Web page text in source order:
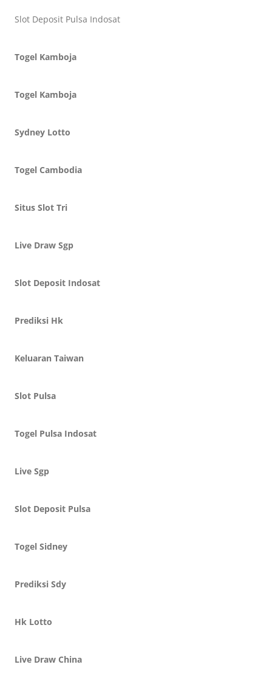
Slot Deposit Pulsa Indosat
Togel Kamboja
Togel Kamboja
Sydney Lotto
Togel Cambodia
Situs Slot Tri
Live Draw Sgp
Slot Deposit Indosat
Prediksi Hk
Keluaran Taiwan
Slot Pulsa
Togel Pulsa Indosat
Live Sgp
Slot Deposit Pulsa
Togel Sidney
Prediksi Sdy
Hk Lotto
Live Draw China